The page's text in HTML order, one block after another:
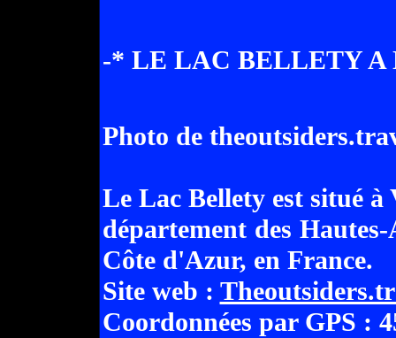
-* LE LAC BELLETY A
Photo de
Le Lac Bellety est situé à
département des
Côte d'Azur, en France.
Site web :
Coordonnées par GPS :